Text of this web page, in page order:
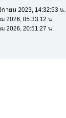
ายน 2023, 14:32:53 น.
2026, 05:33:12 น.
2026, 20:51:27 น.